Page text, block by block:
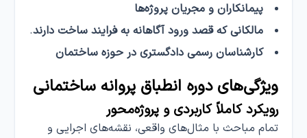
پیمانکاران و مجریان پروژه‌ها
مالکانی که قصد ورود آگاهانه به فرایند ساخت دارند.
کارشناسان رسمی دادگستری در حوزه ساختمان
ویژگی‌های دوره انطباق پروانه ساختمانی
رویکرد کاملاً کاربردی و پروژه‌محور
تمام مباحث با مثال‌های واقعی، نقشه‌های اجرایی و